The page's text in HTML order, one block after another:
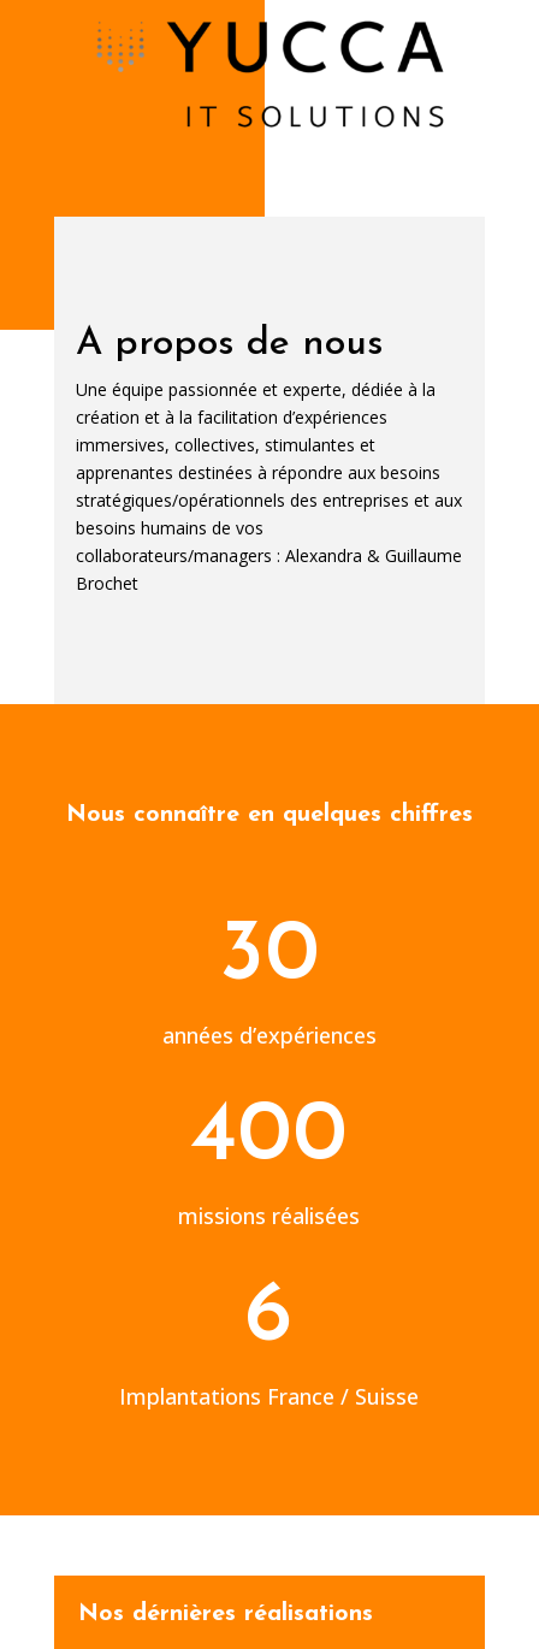
A propos de nous
Une équipe passionnée et experte, dédiée à la
création et à la facilitation d’expériences
immersives, collectives, stimulantes et
apprenantes destinées à répondre aux besoins
stratégiques/opérationnels des entreprises et aux
besoins humains de vos
collaborateurs/managers : Alexandra & Guillaume
Brochet
Nous connaître en quelques chiffres
30
années d’expériences
400
missions réalisées
6
Implantations France / Suisse
Nos dérnières réalisations